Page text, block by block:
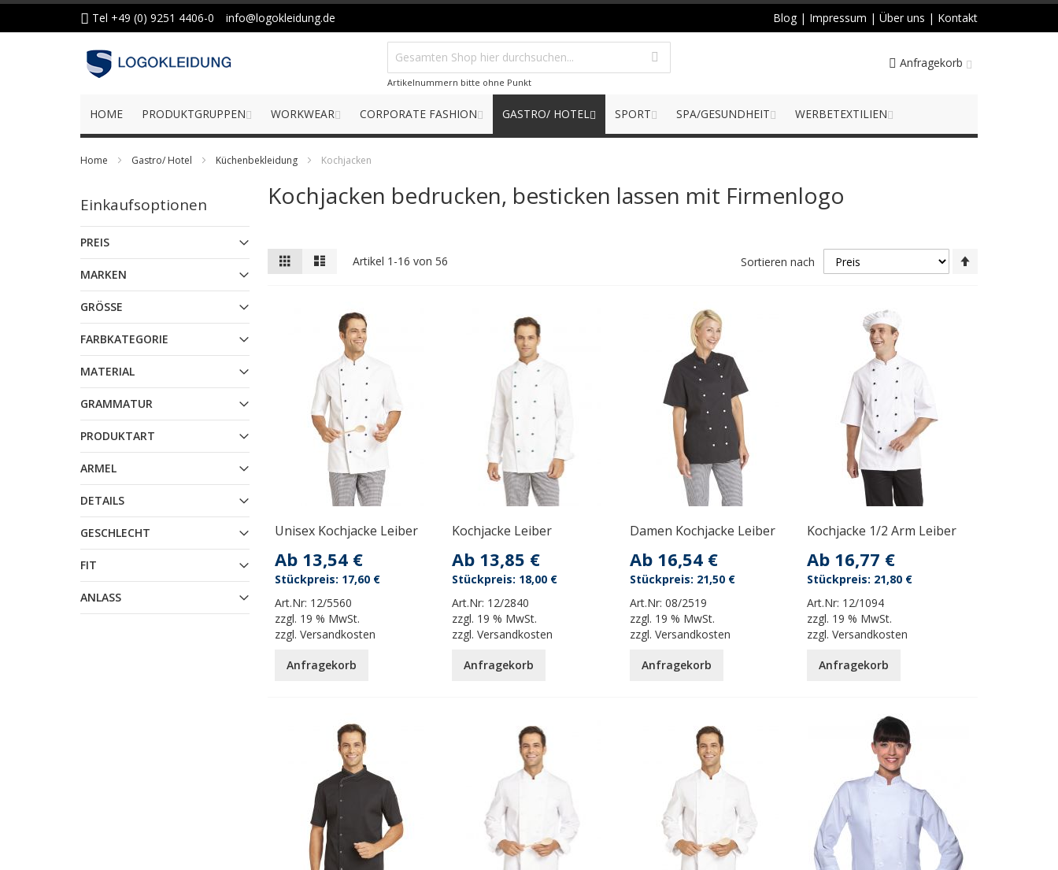
Zum
springen
Tel +49 (0) 9251 4406-0 info@logokleidung.de Blog | Impressum | Über uns | Kontakt
Artikelnummern bitte ohne Punkt
Anfragekorb
HOME PRODUKTGRUPPEN WORKWEAR CORPORATE FASHION GASTRO/ HOTEL SPORT SPA/GESUNDHEIT WERBETEXTILIEN
Home Gastro/ Hotel Küchenbekleidung Kochjacken
Kochjacken bedrucken, besticken lassen mit Firmenlogo
Anzeigen
als
Liste Artikel 1 -16 von 56 Sortieren nach
Unisex Kochjacke Leiber
Ab 13,54 €
Art.Nr: 12/5560
zzgl. 19 % MwSt.
zzgl. Versandkosten
17,60 €
Anfragekorb
Kochjacke Leiber
Ab 13,85 €
Art.Nr: 12/2840
zzgl. 19 % MwSt.
zzgl.Versandkosten
18,00 €
Anfragekorb
Damen Kochjacke Leiber
Ab 16,54 €
Art.Nr: 08/2519
zzgl. 19 % MwSt.
zzgl. Versandkosten
21,50 €
Anfragekorb
Kochjacke 1/2 Arm Leiber
Ab 16,77 €
Art.Nr: 12/1094
zzgl. 19 % MwSt.
zzgl.Versandkosten
21,80 €
Anfragekorb
Einkaufsoptionen
PREIS
MARKEN
GRÖSSE
FARBKATEGORIE
MATERIAL
GRAMMATUR
PRODUKTART
ARMEL
DETAILS
GESCHLECHT
FIT
ANLASS